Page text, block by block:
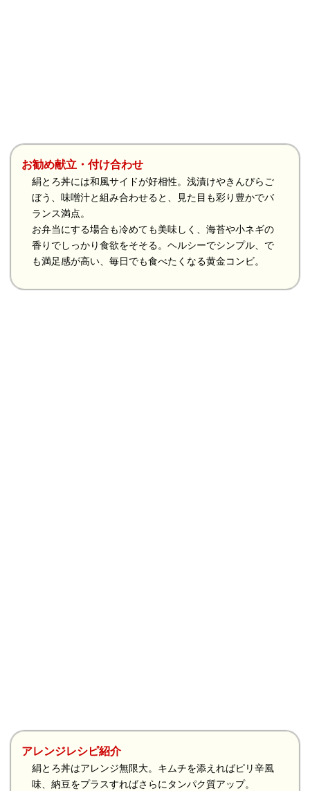
お勧め献立・付け合わせ
絹とろ丼には和風サイドが好相性。浅漬けやきんぴらご
ぼう、味噌汁と組み合わせると、見た目も彩り豊かでバ
ランス満点。
お弁当にする場合も冷めても美味しく、海苔や小ネギの
香りでしっかり食欲をそそる。ヘルシーでシンプル、で
も満足感が高い、毎日でも食べたくなる黄金コンビ。
アレンジレシピ紹介
絹とろ丼はアレンジ無限大。キムチを添えればピリ辛風
味、納豆をプラスすればさらにタンパク質アップ。